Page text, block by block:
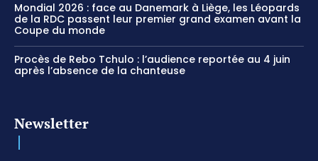
Mondial 2026 : face au Danemark à Liège, les Léopards
de la RDC passent leur premier grand examen avant la
Coupe du monde
Procès de Rebo Tchulo : l’audience reportée au 4 juin
après l’absence de la chanteuse
Newsletter